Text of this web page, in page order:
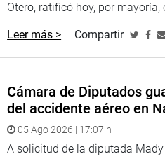
de hoy jueves
del Parlamento Daniel
oficial El Peruano y
Otero, ratificó hoy, por mayoría,
Leer más > Compartir
Cámara de Diputados
del accidente aéreo en
05 Ago 2026 | 17:07 h
A solicitud de la diputada